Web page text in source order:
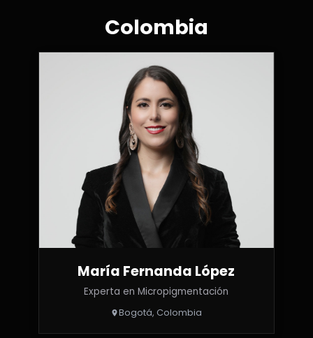
Colombia
María Fernanda López
Experta en Micropigmentación
Bogotá, Colombia